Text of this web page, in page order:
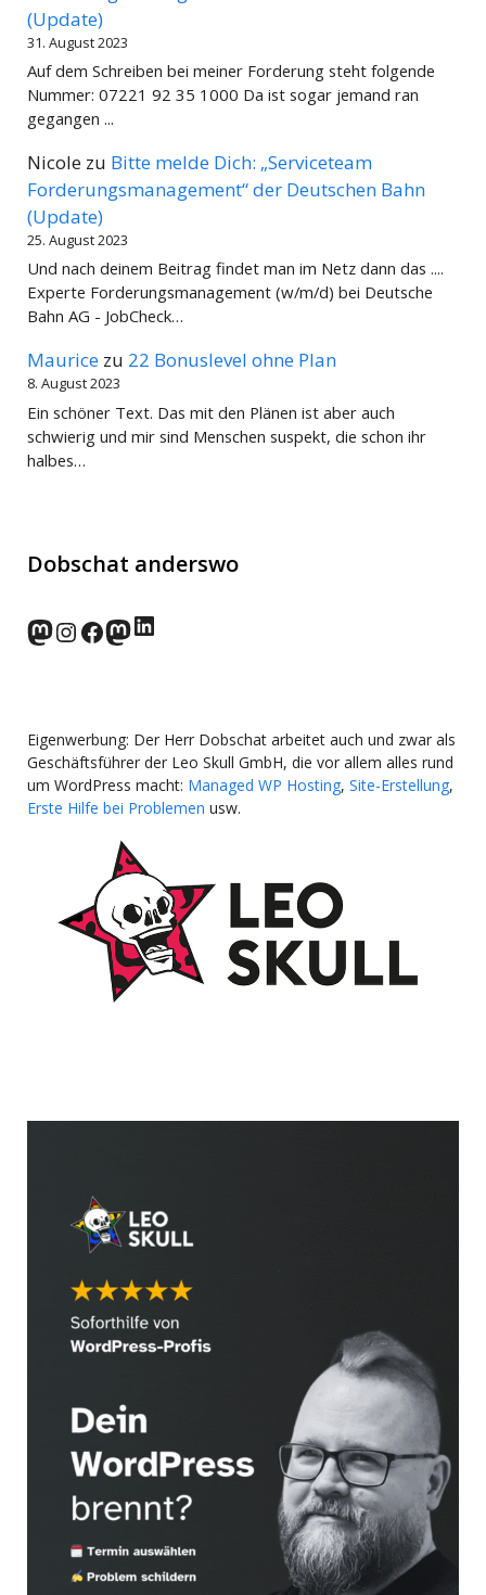
(Update)
31. August 2023
Auf dem Schreiben bei meiner Forderung steht folgende
Nummer: 07221 92 35 1000 Da ist sogar jemand ran
gegangen ...
Nicole zu Bitte melde Dich: „Serviceteam
Forderungsmanagement“ der Deutschen Bahn
(Update)
25. August 2023
Und nach deinem Beitrag findet man im Netz dann das ....
Experte Forderungsmanagement (w/m/d) bei Deutsche
Bahn AG - JobCheck…
Maurice zu 22 Bonuslevel ohne Plan
8. August 2023
Ein schöner Text. Das mit den Plänen ist aber auch
schwierig und mir sind Menschen suspekt, die schon ihr
halbes…
Dobschat anderswo
norden.social
Instagram
Facebook
wp-punks.social
LinkedIn
Eigenwerbung: Der Herr Dobschat arbeitet auch und zwar als
Geschäftsführer der Leo Skull GmbH, die vor allem alles rund
um WordPress macht: Managed WP Hosting, Site-Erstellung,
Erste Hilfe bei Problemen usw.